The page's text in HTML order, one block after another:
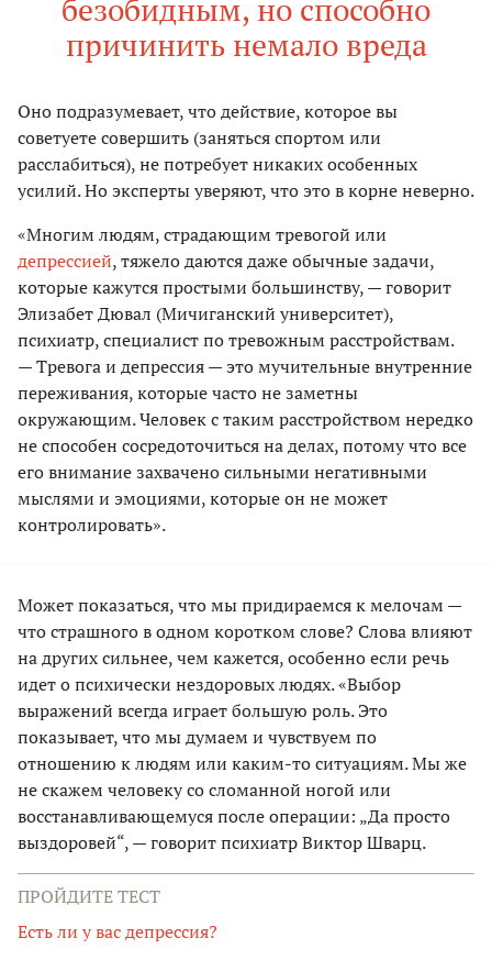
безобидным, но способно
причинить немало вреда
Оно подразумевает, что действие, которое вы
советуете совершить (заняться спортом или
расслабиться), не потребует никаких особенных
усилий. Но эксперты уверяют, что это в корне неверно.
«Многим людям, страдающим тревогой или
депрессией, тяжело даются даже обычные задачи,
которые кажутся простыми большинству, — говорит
Элизабет Дювал (Мичиганский университет),
психиатр, специалист по тревожным расстройствам.
— Тревога и депрессия — это мучительные внутренние
переживания, которые часто не заметны
окружающим. Человек с таким расстройством нередко
не способен сосредоточиться на делах, потому что все
его внимание захвачено сильными негативными
мыслями и эмоциями, которые он не может
контролировать».
Может показаться, что мы придираемся к мелочам —
что страшного в одном коротком слове? Слова влияют
на других сильнее, чем кажется, особенно если речь
идет о психически нездоровых людях. «Выбор
выражений всегда играет большую роль. Это
показывает, что мы думаем и чувствуем по
отношению к людям или каким-то ситуациям. Мы же
не скажем человеку со сломанной ногой или
восстанавливающемуся после операции: „Да просто
выздоровей“, — говорит психиатр Виктор Шварц.
ПРОЙДИТЕ ТЕСТ
Есть ли у вас депрессия?